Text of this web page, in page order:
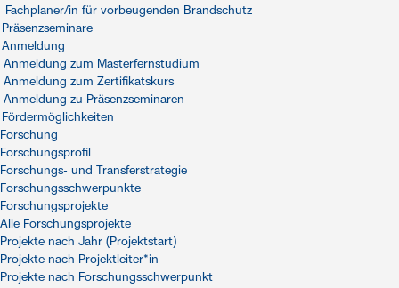
Fachplaner/in für vorbeugenden Brandschutz
Präsenzseminare
Anmeldung
Anmeldung zum Masterfernstudium
Anmeldung zum Zertifikatskurs
Anmeldung zu Präsenzseminaren
Fördermöglichkeiten
Forschung
Forschungsprofil
Forschungs- und Transferstrategie
Forschungsschwerpunkte
Forschungsprojekte
Alle Forschungsprojekte
Projekte nach Jahr (Projektstart)
Projekte nach Projektleiter*in
Projekte nach Forschungsschwerpunkt